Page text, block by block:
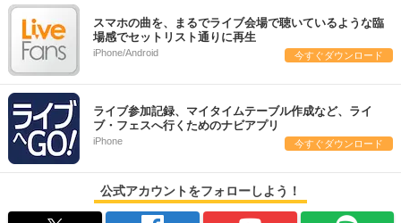
スマホの曲を、まるでライブ会場で聴いているような臨
場感でセットリスト通りに再生
iPhone/Android 今すぐダウンロード
ライブ参加記録、マイタイムテーブル作成など、ライ
ブ・フェスへ行くためのナビアプリ
iPhone 今すぐダウンロード
公式アカウントをフォローしよう！